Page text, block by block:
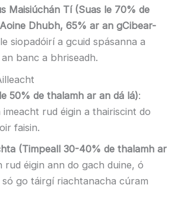
Maisiúchán Tí (Suas le 70% de
Dhubh, 65% ar an gCibear-
siopadóirí a gcuid spásanna a
banc a bhriseadh.
50% de thalamh ar an dá lá):
imeacht rud éigin a thairiscint do
faisin.
(Timpeall 30-40% de thalamh ar
rud éigin ann do gach duine, ó
go táirgí riachtanacha cúram